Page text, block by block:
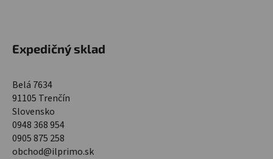
Expedičný sklad
Belá 7634
91105 Trenčín
Slovensko
0948 368 954
0905 875 258
obchod@ilprimo.sk